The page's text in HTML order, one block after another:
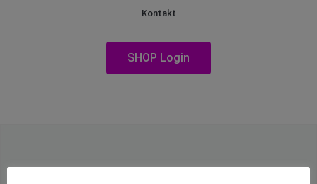
Kontakt
SHOP Login